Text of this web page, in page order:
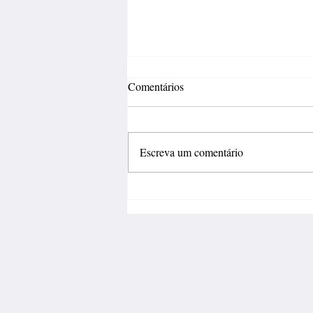
Comentários
Escreva um comentário